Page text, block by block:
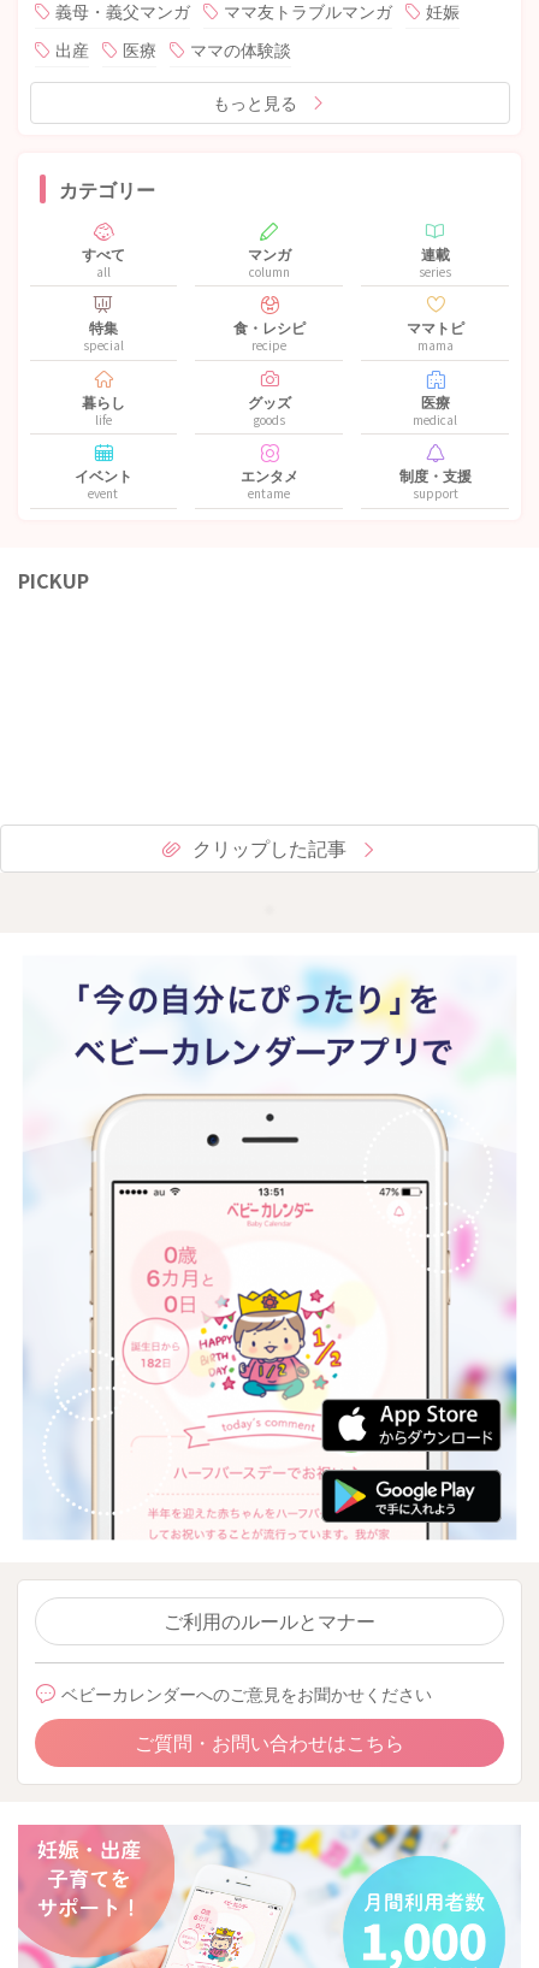
義母・義父マンガ ママ友トラブルマンガ
妊娠
出産
医療 ママの体験談
もっと見る
カテゴリー
すべて
all
マンガ
column
連載
series
特集
special
食・レシピ
recipe
ママトピ
mama
暮らし
life
グッズ
goods
医療
medical
イベント
event
エンタメ
entame
制度・支援
support
PICKUP
クリップした記事
ご利用のルールとマナー
ベビーカレンダーへのご意見をお聞かせください
ご質問・お問い合わせはこちら